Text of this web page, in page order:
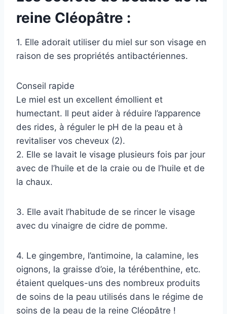
reine Cléopâtre :
1. Elle adorait utiliser du miel sur son visage en
raison de ses propriétés antibactériennes.
Conseil rapide
Le miel est un excellent émollient et
humectant. Il peut aider à réduire l’apparence
des rides, à réguler le pH de la peau et à
revitaliser vos cheveux (2).
2. Elle se lavait le visage plusieurs fois par jour
avec de l’huile et de la craie ou de l’huile et de
la chaux.
3. Elle avait l’habitude de se rincer le visage
avec du vinaigre de cidre de pomme.
4. Le gingembre, l’antimoine, la calamine, les
oignons, la graisse d’oie, la térébenthine, etc.
étaient quelques-uns des nombreux produits
de soins de la peau utilisés dans le régime de
soins de la peau de la reine Cléopâtre !